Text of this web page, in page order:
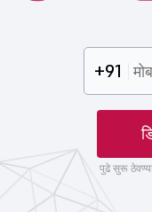
+91
पुढे सुरू